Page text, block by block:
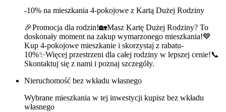
-10% na mieszkania 4-pokojowe z Kartą Dużej Rodziny
🎉Promocja dla rodzin!🏡Masz Kartę Dużej Rodziny? To
doskonały moment na zakup wymarzonego mieszkania!💙
Kup 4-pokojowe mieszkanie i skorzystaj z rabatu-
10%✨Więcej przestrzeni dla całej rodziny w lepszej cenie!📞
Skontaktuj się z nami i poznaj szczegóły.
Nieruchomość bez wkładu własnego
Wybrane mieszkania w tej inwestycji kupisz bez wkładu
własnego